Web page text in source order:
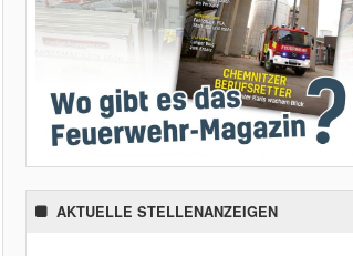
AKTUELLE STELLENANZEIGEN